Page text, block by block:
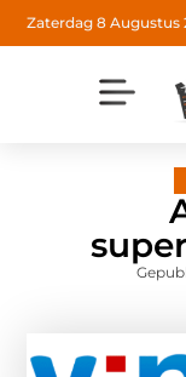
Zaterdag 8 Augustus